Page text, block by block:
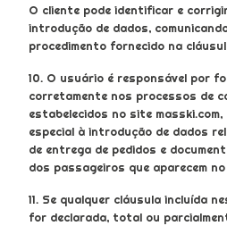
O cliente pode identificar e
introdução de dados,
procedimento fornecido na
10. O usuário é responsável por
corretamente nos processos de
estabelecidos no site
especial à introdução de dados
de entrega de pedidos e
dos passageiros que aparecem
11. Se qualquer cláusula incluída
for declarada, total ou